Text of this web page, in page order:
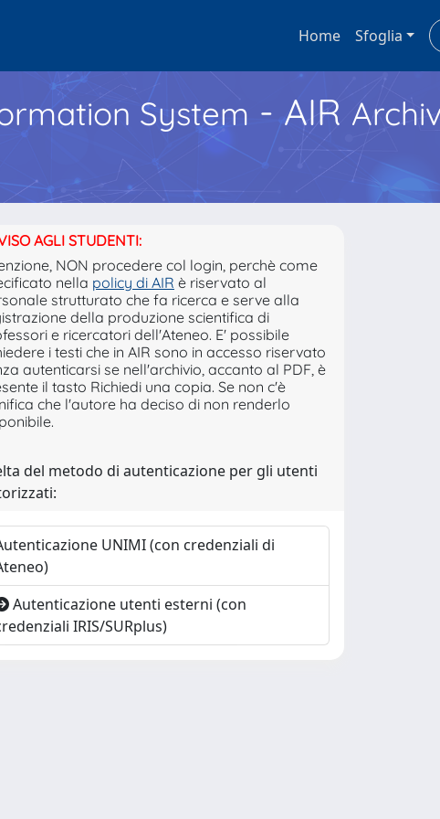
Home Sfoglia
System - AIR
AGLI STUDENTI:
NON procedere col login, perchè come
nella policy di AIR è riservato al
strutturato che fa ricerca e serve alla
della produzione scientifica di
e ricercatori dell'Ateneo. E' possibile
i testi che in AIR sono in accesso riservato
autenticarsi se nell'archivio, accanto al PDF, è
il tasto Richiedi una copia. Se non c'è
che l'autore ha deciso di non renderlo
del metodo di autenticazione per gli utenti
UNIMI (con credenziali di
Autenticazione utenti esterni (con
IRIS/SURplus)